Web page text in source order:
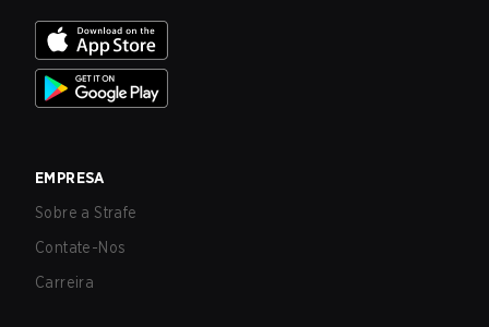
EMPRESA
Sobre a Strafe
Contate-Nos
Carreira